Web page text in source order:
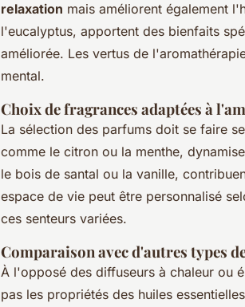
relaxation mais améliorent également
l'eucalyptus, apportent des bienfaits
améliorée. Les vertus de
mental.
Choix de fragrances adaptées à
La sélection des parfums doit se faire
comme le citron ou la menthe,
le bois de santal ou la vanille,
espace de vie peut être personnalisé
ces senteurs variées.
Comparaison avec d'autres types
À l'opposé des diffuseurs à chaleur ou
pas les propriétés des huiles